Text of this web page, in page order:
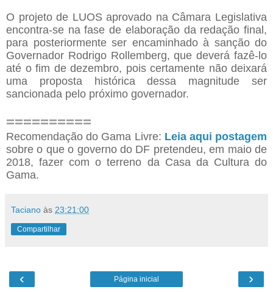
O projeto de LUOS aprovado na Câmara Legislativa
encontra-se na fase de elaboração da redação final,
para posteriormente ser encaminhado à sanção do
Governador Rodrigo Rollemberg, que deverá fazê-lo
até o fim de dezembro, pois certamente não deixará
uma proposta histórica dessa magnitude ser
sancionada pelo próximo governador.
==========
Recomendação do Gama Livre: Leia aqui postagem
sobre o que o governo do DF pretendeu, em maio de
2018, fazer com o terreno da Casa da Cultura do
Gama.
Taciano às 23:21:00
Compartilhar
‹ ›
Página inicial